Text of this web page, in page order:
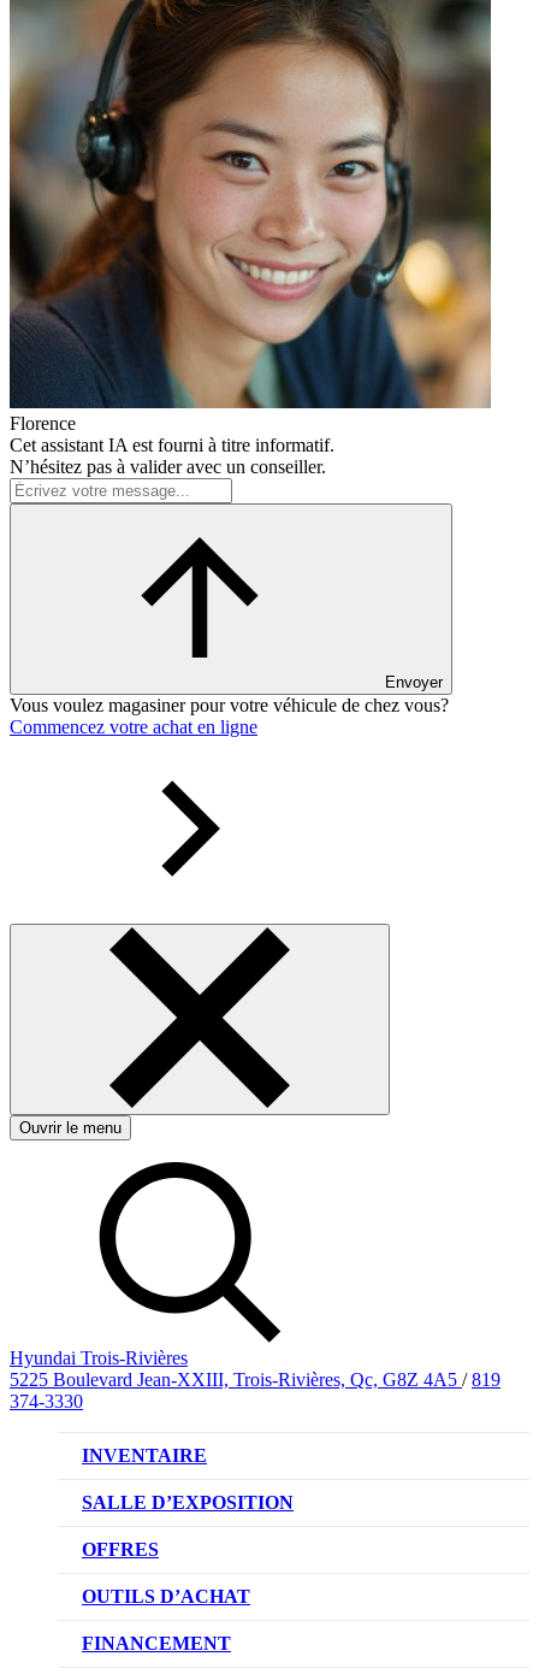
Florence
Cet assistant IA est fourni à titre informatif.
N’hésitez pas à valider avec un conseiller.
Envoyer
Vous voulez magasiner pour votre véhicule de chez vous?
Commencez votre achat en ligne
Ouvrir le menu
Hyundai Trois-Rivières
5225 Boulevard Jean-XXIII, Trois-Rivières, Qc, G8Z 4A5 / 819
374-3330
INVENTAIRE
VÉHICULES NEUFS
VÉHICULES D’OCCASION
SALLE D’EXPOSITION
OFFRES
OFFRE DE VÉHICULES NEUFS
OFFRES DU CONCESSIONNAIRE
OUTILS D’ACHAT
CL!QUEZ ET ACHETEZ HYUNDAI
FINANCEMENT